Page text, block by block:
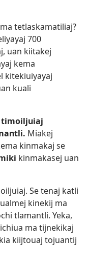
tetlaskamatiliaj?
700
uan kiitakej
kema
kitekiuiyayaj
kuali
Miakej
kinmakaj se
kinmakasej uan
Se tenaj katli
kinekij ma
tlamantli. Yeka,
ma tijnekikaj
kiijtouaj tojuantij